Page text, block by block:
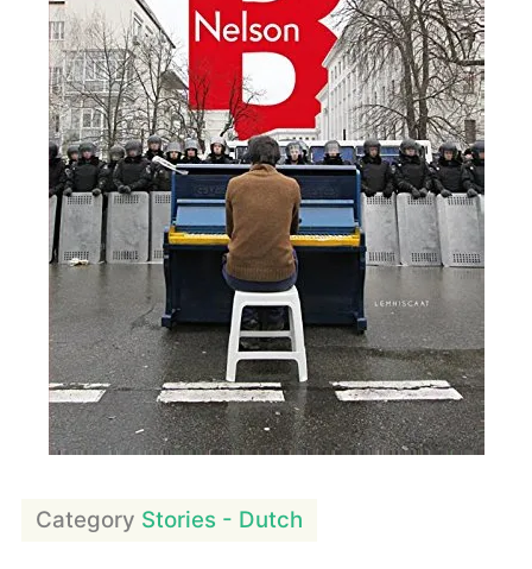
Category Stories - Dutch